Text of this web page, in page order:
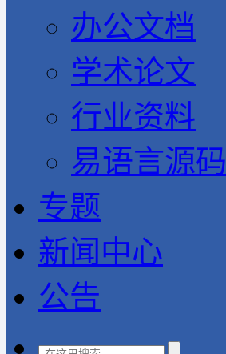
办公文档
学术论文
行业资料
易语言源码
专题
新闻中心
公告